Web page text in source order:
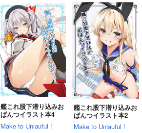
艦これ股下潜り込みお
ぱんつイラスト本4
Make to Unlauful !
艦これ股下潜り込みお
ぱんつイラスト本2
Make to Unlauful !